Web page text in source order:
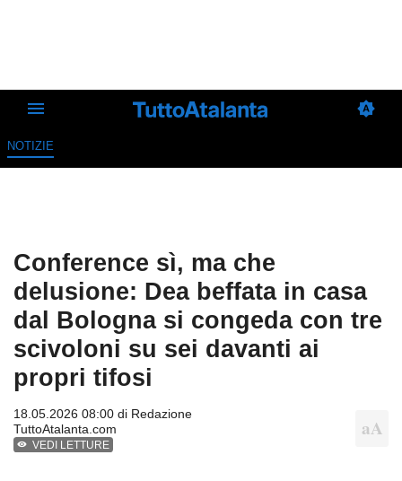
NOTIZIE
Conference sì, ma che
delusione: Dea beffata in casa
dal Bologna si congeda con tre
scivoloni su sei davanti ai
propri tifosi
18.05.2026 08:00 di Redazione
TuttoAtalanta.com
VEDI LETTURE